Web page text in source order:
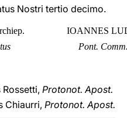
Nostri tertio decimo.
IOANNES
Pont.
Protonot. Apost.
Chiaurri, Protonot. Apost.